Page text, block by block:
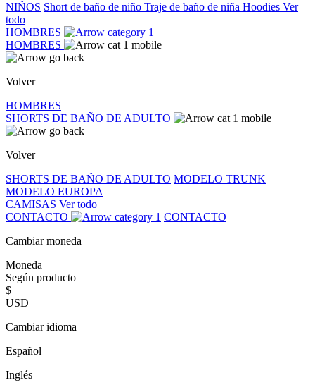
NIÑOS Short de baño de niño Traje de baño de niña Hoodies Ver
todo
HOMBRES
HOMBRES
Volver
HOMBRES
SHORTS DE BAÑO DE ADULTO
Volver
SHORTS DE BAÑO DE ADULTO MODELO TRUNK
MODELO EUROPA
CAMISAS Ver todo
CONTACTO
CONTACTO
Cambiar moneda
Moneda
Según producto
$
USD
Cambiar idioma
Español
Inglés